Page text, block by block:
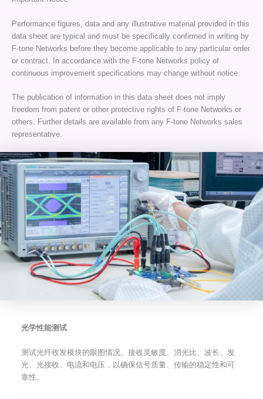
Performance figures, data and any illustrative material provided in this
data sheet are typical and must be specifically confirmed in writing by
F-tone Networks before they become applicable to any particular order
or contract. In accordance with the F-tone Networks policy of
continuous improvement specifications may change without notice.
The publication of information in this data sheet does not imply
freedom from patent or other protective rights of F-tone Networks or
others. Further details are available from any F-tone Networks sales
representative.
光学性能测试
测试光纤收发模块的眼图情况、接收灵敏度、消光比、波长、发
光、光接收、电流和电压，以确保信号质量、传输的稳定性和可
靠性。